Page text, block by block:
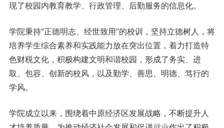
现了校园内教育教学、行政管理、后勤服务的信息化。
学院秉持“正德明志、经世致用”的校训，坚持立德树人，将
培养学生综合素养和实践能力放在突出位置，着力打造特
色财税文化，积极构建文明和谐校园，形成了务实、进
取、包容、创新的校风，以及勤学、善思、明德、笃行的
学风。
学院成立以来，围绕着中原经济区发展战略，不断提升人